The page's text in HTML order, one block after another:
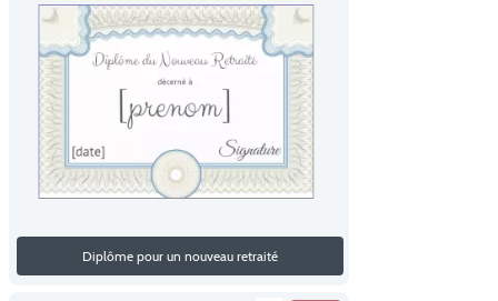
Diplôme pour un nouveau retraité